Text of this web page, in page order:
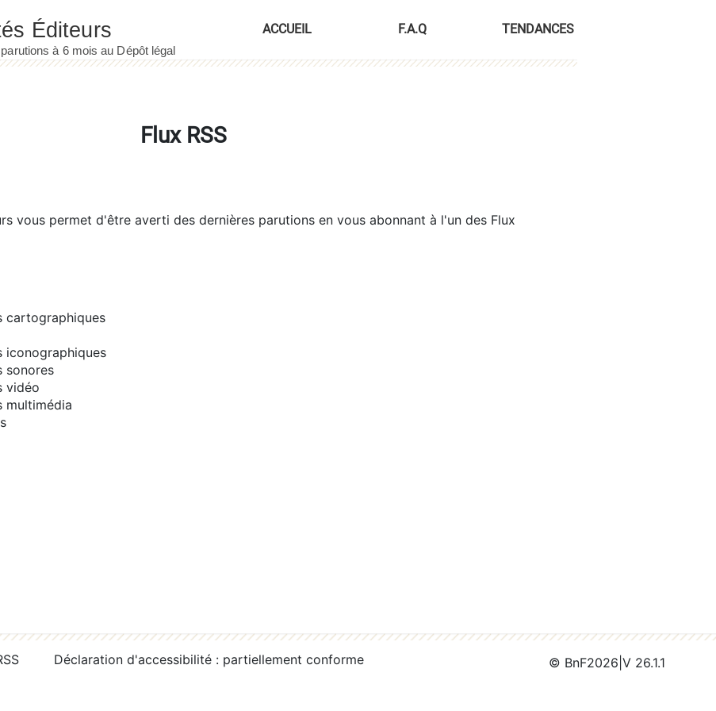
ACCUEIL F.A.Q TENDANCES
Flux RSS
vous permet d'être averti des dernières parutions en vous abonnant à l'un des Flux
cartographiques
iconographiques
sonores
vidéo
multimédia
Déclaration d'accessibilité : partiellement conforme © BnF2026 V 26.1.1